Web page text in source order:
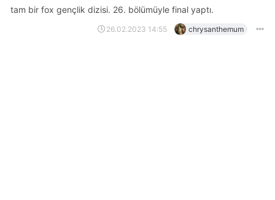
tam bir fox gençlik dizisi. 26. bölümüyle final yaptı.
26.02.2023 14:55 chrysanthemum